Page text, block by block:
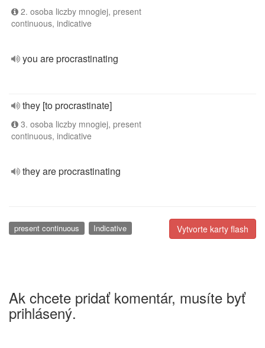
2. osoba liczby mnogiej, present
continuous, indicative
you are procrastinating
they [to procrastinate]
3. osoba liczby mnogiej, present
continuous, indicative
they are procrastinating
Vytvorte karty flash
present continuous Indicative
Ak chcete pridať komentár, musíte byť
prihlásený.